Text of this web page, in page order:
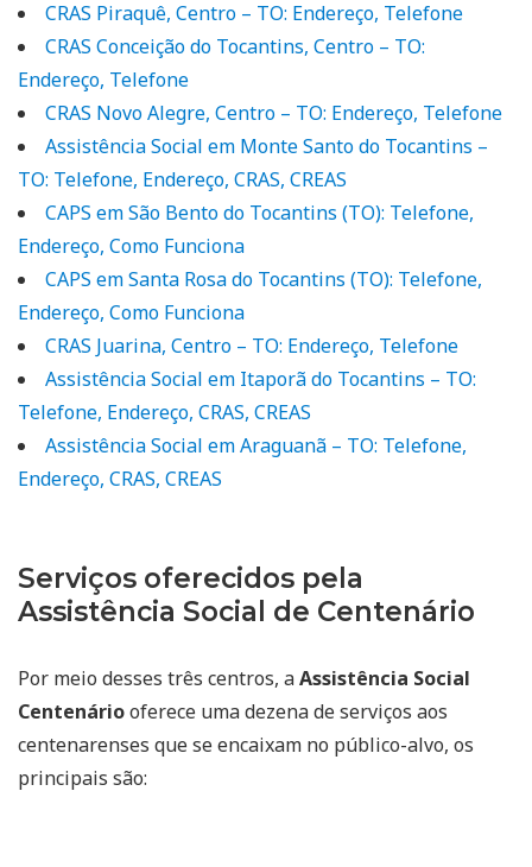
CRAS Piraquê, Centro – TO: Endereço, Telefone
CRAS Conceição do Tocantins, Centro – TO:
Endereço, Telefone
CRAS Novo Alegre, Centro – TO: Endereço, Telefone
Assistência Social em Monte Santo do Tocantins –
TO: Telefone, Endereço, CRAS, CREAS
CAPS em São Bento do Tocantins (TO): Telefone,
Endereço, Como Funciona
CAPS em Santa Rosa do Tocantins (TO): Telefone,
Endereço, Como Funciona
CRAS Juarina, Centro – TO: Endereço, Telefone
Assistência Social em Itaporã do Tocantins – TO:
Telefone, Endereço, CRAS, CREAS
Assistência Social em Araguanã – TO: Telefone,
Endereço, CRAS, CREAS
Serviços oferecidos pela
Assistência Social de Centenário
Por meio desses três centros, aAssistência Social
Centenáriooferece uma dezena de serviços aos
centenarenses que se encaixam no público-alvo, os
principais são: